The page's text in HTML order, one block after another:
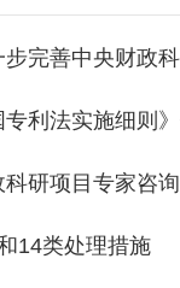
完善中央财政
专利法实施细则
研项目专家咨
14类处理措施